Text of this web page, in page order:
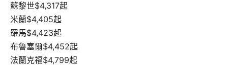
蘇黎世$4,317起
米蘭$4,405起
羅馬$4,423起
布魯塞爾$4,452起
法蘭克福$4,799起